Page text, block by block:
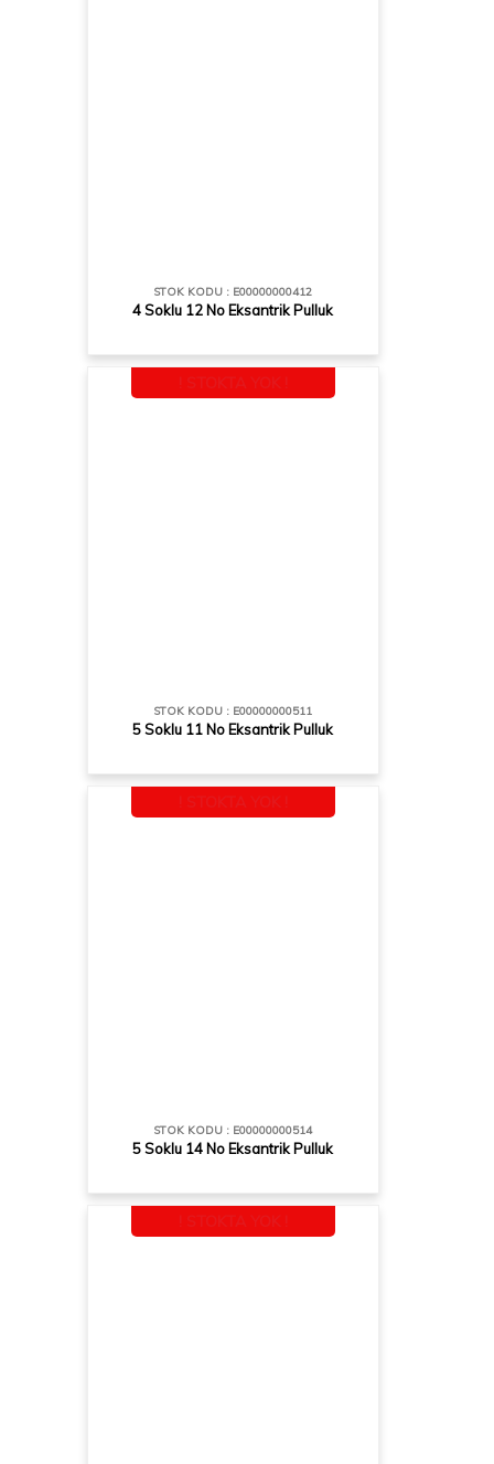
STOK KODU : E00000000412
4 Soklu 12 No Eksantrik Pulluk
STOK KODU : E00000000511
5 Soklu 11 No Eksantrik Pulluk
STOK KODU : E00000000514
5 Soklu 14 No Eksantrik Pulluk